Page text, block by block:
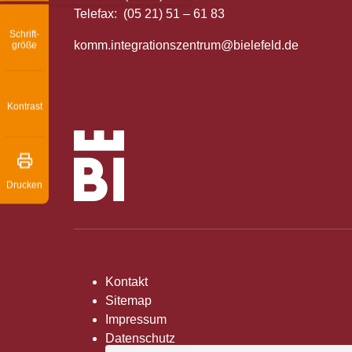
Schrift­
größe
Kontrast
Drucken
Telefax: (05 21) 51 – 61 83
komm.integrationszentrum@bielefeld.de
Kontakt
Sitemap
Impressum
Datenschutz